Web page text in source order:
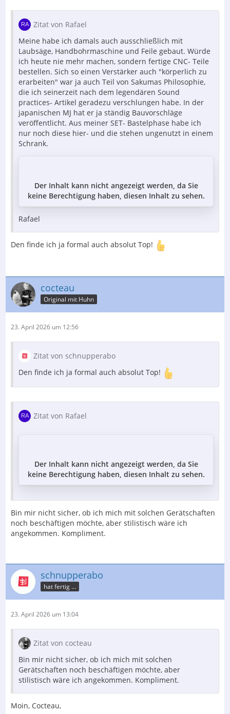
Zitat von Rafael
Meine habe ich damals auch ausschließlich mit
Laubsäge, Handbohrmaschine und Feile gebaut. Würde
ich heute nie mehr machen, sondern fertige CNC- Teile
bestellen. Sich so einen Verstärker auch "körperlich zu
erarbeiten" war ja auch Teil von Sakumas Philosophie,
die ich seinerzeit nach dem legendären Sound
practices- Artikel geradezu verschlungen habe. In der
japanischen MJ hat er ja ständig Bauvorschläge
veröffentlicht. Aus meiner SET- Bastelphase habe ich
nur noch diese hier- und die stehen ungenutzt in einem
Schrank.
Der Inhalt kann nicht angezeigt werden, da Sie
keine Berechtigung haben, diesen Inhalt zu sehen.
Rafael
Den finde ich ja formal auch absolut Top!
cocteau
Original mit Huhn
23. April 2026 um 12:56
Zitat von schnupperabo
Den finde ich ja formal auch absolut Top!
Zitat von Rafael
Der Inhalt kann nicht angezeigt werden, da Sie
keine Berechtigung haben, diesen Inhalt zu sehen.
Bin mir nicht sicher, ob ich mich mit solchen Gerätschaften
noch beschäftigen möchte, aber stilistisch wäre ich
angekommen. Kompliment.
schnupperabo
hat fertig ...
23. April 2026 um 13:04
Zitat von cocteau
Bin mir nicht sicher, ob ich mich mit solchen
Gerätschaften noch beschäftigen möchte, aber
stilistisch wäre ich angekommen. Kompliment.
Moin, Cocteau,